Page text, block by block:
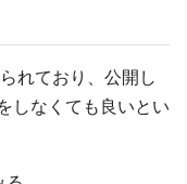
れており、公開し
しなくても良いとい